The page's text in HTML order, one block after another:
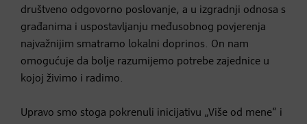
društveno odgovorno poslovanje, a u izgradnji odnosa s
građanima i uspostavljanju međusobnog povjerenja
najvažnijim smatramo lokalni doprinos. On nam
omogućuje da bolje razumijemo potrebe zajednice u
kojoj živimo i radimo.
Upravo smo stoga pokrenuli inicijativu „Više od mene“ i